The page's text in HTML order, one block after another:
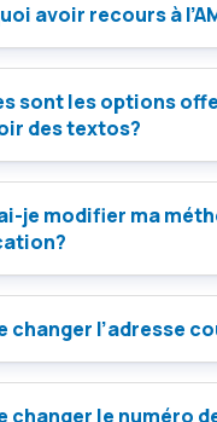
avoir recours à
sont les options
des textos?
je modifier ma
changer l’adresse
changer le numéro